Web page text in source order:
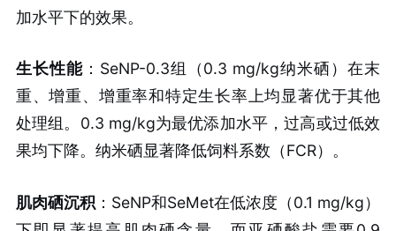
加水平下的效果。
生长性能：SeNP-0.3组（0.3 mg/kg纳米硒）在末
重、增重、增重率和特定生长率上均显著优于其他
处理组。0.3 mg/kg为最优添加水平，过高或过低效
果均下降。纳米硒显著降低饲料系数（FCR）。
肌肉硒沉积：SeNP和SeMet在低浓度（0.1 mg/kg）